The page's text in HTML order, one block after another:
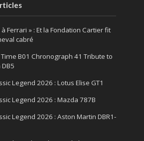
Ferrari » : Et la Fondation Cartier fit
cabré
B01 Chronograph 41 Tribute to
Legend 2026 : Lotus Elise GT1
Legend 2026 : Mazda 787B
Legend 2026 : Aston Martin DBR1-